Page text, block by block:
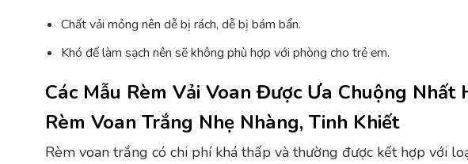
Chất vải mỏng nên dễ bị rách, dễ bị bám bẩn.
Khó để làm sạch nên sẽ không phù hợp với phòng cho trẻ em.
Các Mẫu Rèm Vải Voan Được Ưa Chuộng Nhất
Rèm Voan Trắng Nhẹ Nhàng, Tinh Khiết
Rèm voan trắng có chi phí khá thấp và thường được kết hợp với